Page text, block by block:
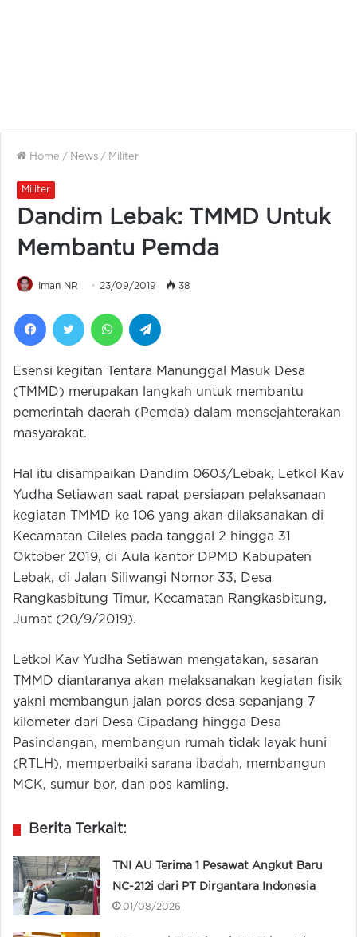
Home / News / Militer
Militer
Dandim Lebak: TMMD Untuk
Membantu Pemda
Iman NR 23/09/2019 38
FacebookTwitter WhatsApp
Esensi kegitan Tentara Manunggal Masuk Desa
(TMMD) merupakan langkah untuk membantu
pemerintah daerah (Pemda) dalam mensejahterakan
masyarakat.
Hal itu disampaikan Dandim 0603/Lebak, Letkol Kav
Yudha Setiawan saat rapat persiapan pelaksanaan
kegiatan TMMD ke 106 yang akan dilaksanakan di
Kecamatan Cileles pada tanggal 2 hingga 31
Oktober 2019, di Aula kantor DPMD Kabupaten
Lebak, di Jalan Siliwangi Nomor 33, Desa
Rangkasbitung Timur, Kecamatan Rangkasbitung,
Jumat (20/9/2019).
Letkol Kav Yudha Setiawan mengatakan, sasaran
TMMD diantaranya akan melaksanakan kegiatan fisik
yakni membangun jalan poros desa sepanjang 7
kilometer dari Desa Cipadang hingga Desa
Pasindangan, membangun rumah tidak layak huni
(RTLH), memperbaiki sarana ibadah, membangun
MCK, sumur bor, dan pos kamling.
Berita Terkait:
TNI AU Terima 1 Pesawat Angkut Baru
NC-212i dari PT Dirgantara Indonesia
01/08/2026